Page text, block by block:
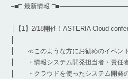
–■□ 最新情報
├【1】2/18開催！ASTERIA Cloud
│ ≪このような方にお勧めのイベン
│ ・情報システム開発担当者・責任
│ ・クラウドを使ったシステム開発